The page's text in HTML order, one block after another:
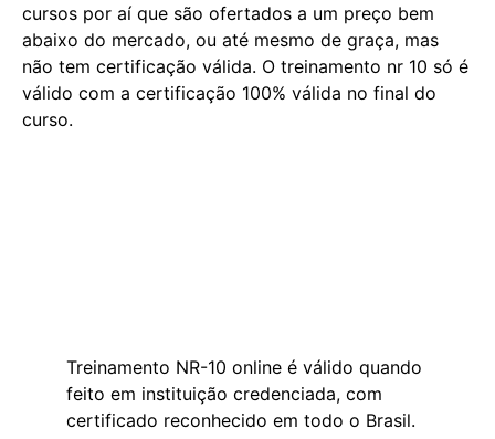
cursos por aí que são ofertados a um preço bem
abaixo do mercado, ou até mesmo de graça, mas
não tem certificação válida. O treinamento nr 10 só é
válido com a certificação 100% válida no final do
curso.
Treinamento NR-10 online é válido quando
feito em instituição credenciada, com
certificado reconhecido em todo o Brasil.